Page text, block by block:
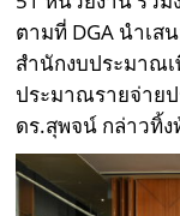
ตามที่ DGA นำเส
สำนักงบประมาณ
ประมาณรายจ่าย
ดร.สุพจน์ กล่าวทิ้ง